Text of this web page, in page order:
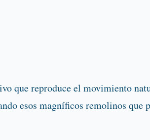
que reproduce el movimiento
esos magníficos remolinos que